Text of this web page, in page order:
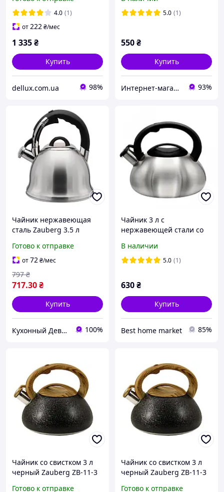
4.0 (1)
от222₴/мес
1 335₴
Купить
dellux.com.ua 98%
5.0 (1)
550₴
Купить
Интернет-магазин "TeRem" 93%
Чайник нержавеющая
сталь Zauberg 3.5 л
Готово к отправке
от72₴/мес
717.30₴
797 ₴
Купить
Кухонный Девайс 100%
Чайник 3 л с
нержавеющей стали со
В наличии
5.0 (1)
630₴
Купить
Best home market 85%
Чайник со свистком 3 л
черный Zauberg ZB-11-3
Готово к отправке
Чайник со свистком 3 л
черный Zauberg ZB-11-3
Готово к отправке